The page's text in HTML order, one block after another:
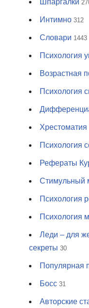
Шпаргалки
Интимно 312
Словари 1443
Психология
Возрастная
Психология
Хрестоматия
Психология
Рефераты
Стимульный
Психология
Психология
Леди – для
секреты 30
Популярная
Босс 31
Авторские